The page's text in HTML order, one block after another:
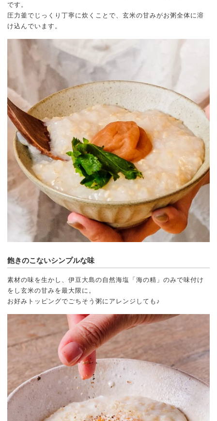
です。
圧力釜でじっくり丁寧に炊くことで、玄米の甘みがお粥全体に溶
け込んでいます。
飽きのこないシンプルな味
素材の味を生かし、伊豆大島の自然海塩「海の精」のみで味付け
をし玄米の甘みを最大限に。
お好みトッピングでごちそう粥にアレンジしても♪